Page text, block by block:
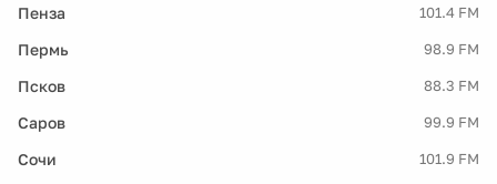
Пенза 101.4 FM
Пермь 98.9 FM
Псков 88.3 FM
Саров 99.9 FM
Сочи 101.9 FM